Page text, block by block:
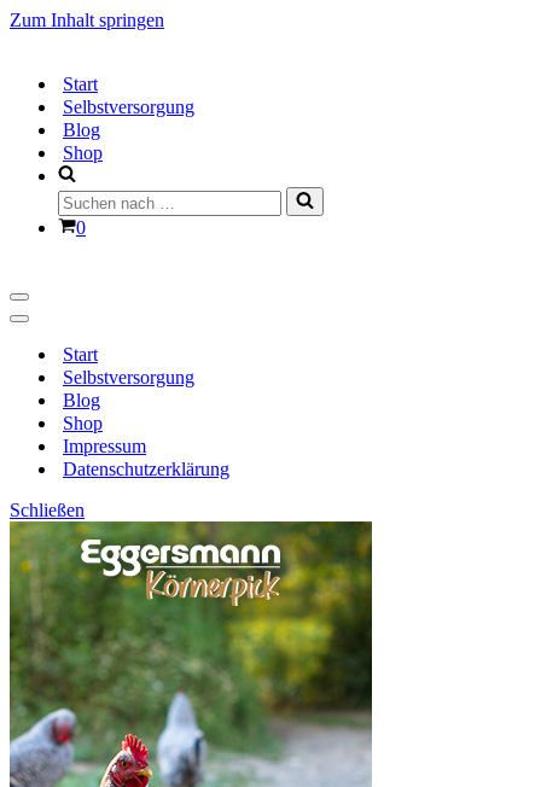
Zum Inhalt springen
Start
Selbstversorgung
Blog
Shop
Suchen
nach …
Warenkorb
0
Navigationsmenü
Navigationsmenü
Start
Selbstversorgung
Blog
Shop
Impressum
Datenschutzerklärung
Schließen